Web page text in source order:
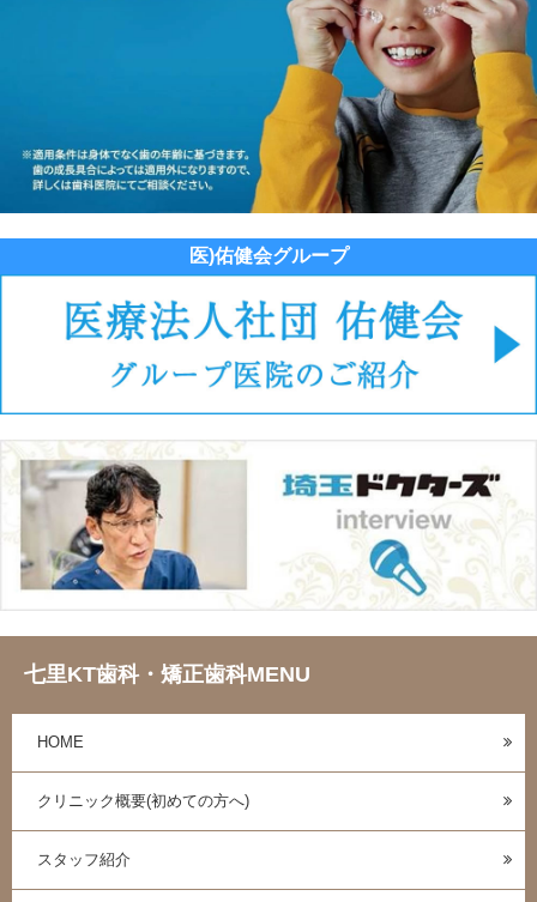
医)佑健会グループ
七里KT歯科・矯正歯科MENU
HOME
クリニック概要(初めての方へ)
スタッフ紹介